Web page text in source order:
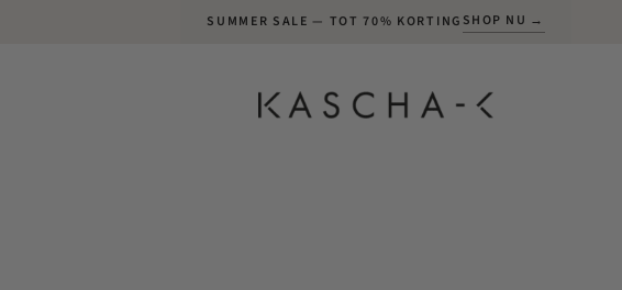
SUMMER SALE — TOT 70% KORTING SHOP NU →